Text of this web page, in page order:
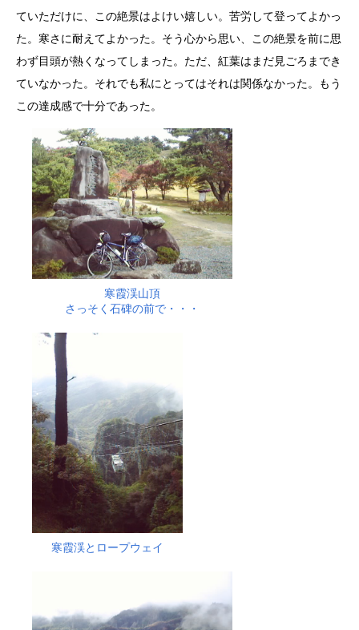
ていただけに、この絶景はよけい嬉しい。苦労して登ってよかっ
た。寒さに耐えてよかった。そう心から思い、この絶景を前に思
わず目頭が熱くなってしまった。ただ、紅葉はまだ見ごろまでき
ていなかった。それでも私にとってはそれは関係なかった。もう
この達成感で十分であった。
寒霞渓山頂
さっそく石碑の前で・・・
寒霞渓とロープウェイ